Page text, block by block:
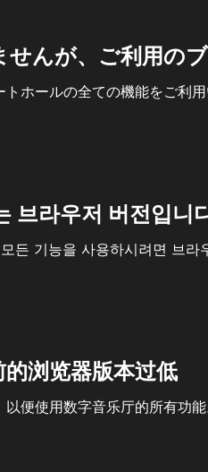
せんが、ご利用の
ホールの全ての機能をご利
브라우저 버전입니
든 기능을 사용하시려면 브
浏览器版本过低
便使用数字音乐厅的所有功能